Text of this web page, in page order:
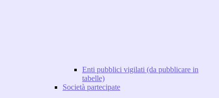
Enti pubblici vigilati (da pubblicare in
tabelle)
Società partecipate